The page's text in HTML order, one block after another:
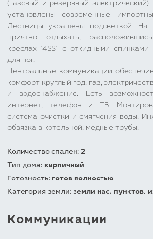
(газовый и резервный
установлены современные
Лестницы украшены подсветкой. На
приятно отдыхать,
креслах "4SS" c откидными спинками
для ног.
Центральные коммуникации
комфорт круглый год: газ,
и водоснабжение. Есть
интернет, телефон и ТВ.
система очистки и смягчения воды.
обвязка в котельной, медные трубы.
Количество спален: 2
Тип дома: кирпичный
Готовность: готов полностью
Категория земли: земли нас. пунктов,
Коммуникации